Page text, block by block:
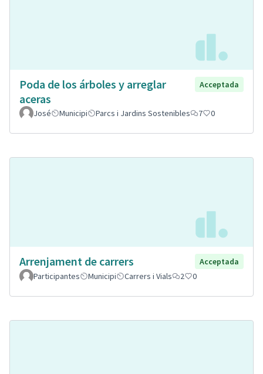
Poda de los árboles y arreglar
aceras
Acceptada
José Municipi Parcs i Jardins Sostenibles 7 0
Arrenjament de carrers
Acceptada
Participantes
Municipi Carrers i Vials 2 0